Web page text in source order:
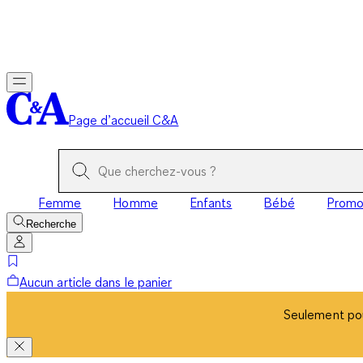
Page d’accueil C&A
Femme Homme Enfants Bébé Promo
Recherche
Aucun article dans le panier
Seulement